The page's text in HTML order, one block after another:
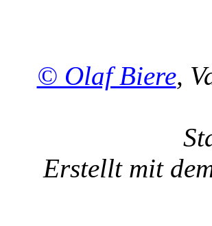
© Olaf Biere,
Erstellt mit